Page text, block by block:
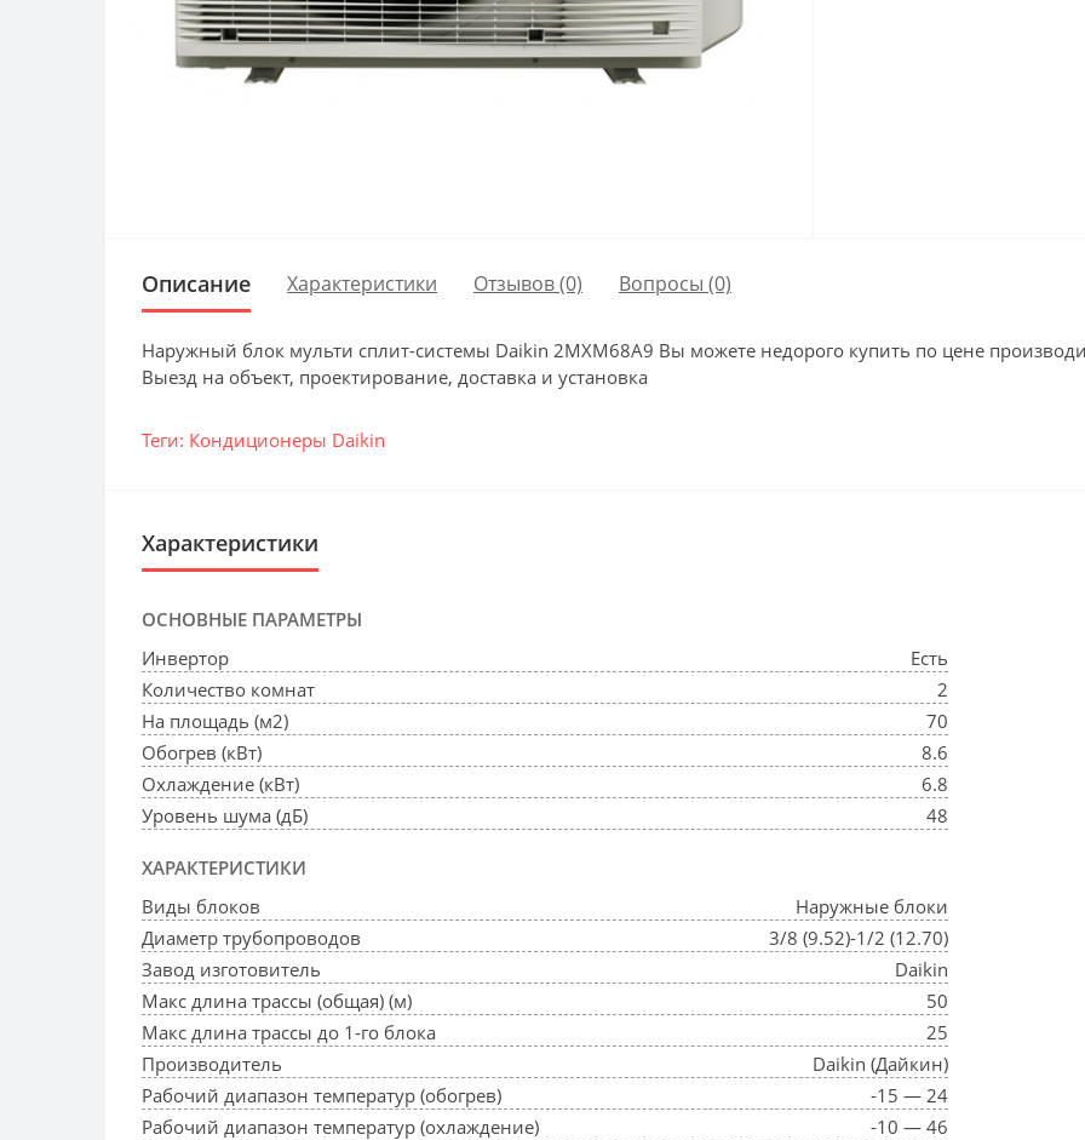
Описание Характеристики Отзывов (0) Вопросы (0)
Наружный блок мульти сплит-системы Daikin 2MXM68A9 Вы можете недорого купить по цене
Выезд на объект, проектирование, доставка и установка
Теги: Кондиционеры Daikin
Характеристики
ОСНОВНЫЕ ПАРАМЕТРЫ
Инвертор
Есть
Количество комнат
2
На площадь (м2)
70
Обогрев (кВт)
8.6
Охлаждение (кВт)
6.8
Уровень шума (дБ)
48
ХАРАКТЕРИСТИКИ
Виды блоков
Наружные блоки
Диаметр трубопроводов
3/8 (9.52)-1/2 (12.70)
Завод изготовитель
Daikin
Макс длина трассы (общая) (м)
50
Макс длина трассы до 1-го блока
25
Производитель
Daikin (Дайкин)
Рабочий диапазон температур (обогрев)
-15 — 24
Рабочий диапазон температур (охлаждение)
-10 — 46